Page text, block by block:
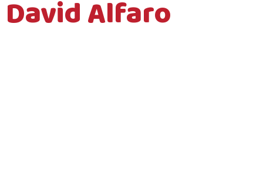
David Alfaro